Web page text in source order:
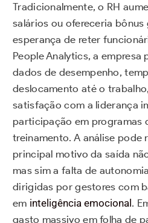
Tradicionalmente, o RH
salários ou ofereceria bônus
esperança de reter
People Analytics, a empresa
dados de desempenho,
deslocamento até o
satisfação com a liderança
participação em programas
treinamento. A análise pode
principal motivo da saída
mas sim a falta de
dirigidas por gestores com
em inteligência emocional .
gasto massivo em folha de